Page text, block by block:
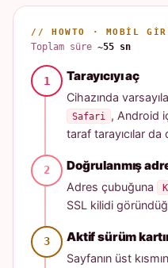
// HOWTO · MOBIL
Toplam süre~55 sn
Tarayıcıyı aç
Cihazında
Safari , Android
taraf tarayıcılar da
Doğrulanmış
Adres çubuğuna
SSL kilidi
Aktif sürüm
Sayfanın üst